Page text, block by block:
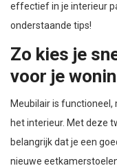
effectief in je interieur
onderstaande tips!
Zo kies je
voor je
Meubilair is functioneel,
het interieur. Met deze
belangrijk dat je een
nieuwe